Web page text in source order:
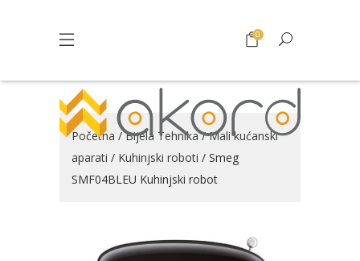
0
Početna /Bijela Tehnika/Mali kućanski
aparati / Kuhinjski roboti / Smeg
SMF04BLEU Kuhinjski robot